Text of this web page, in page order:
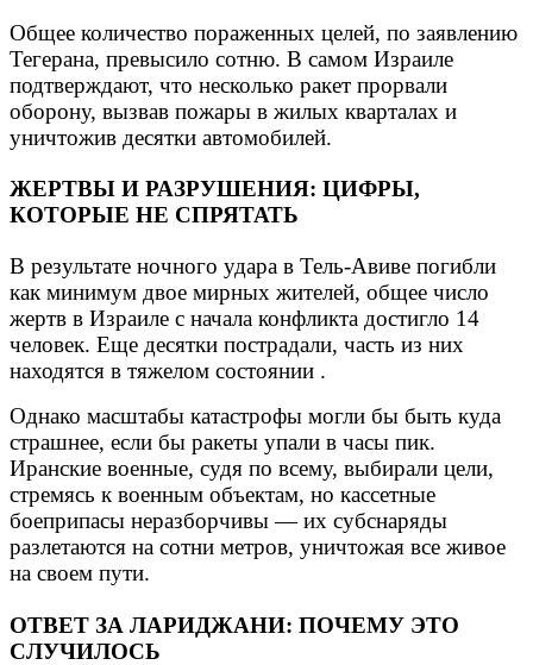
Общее количество пораженных целей, по заявлению
Тегерана, превысило сотню. В самом Израиле
подтверждают, что несколько ракет прорвали
оборону, вызвав пожары в жилых кварталах и
уничтожив десятки автомобилей.
ЖЕРТВЫ И РАЗРУШЕНИЯ: ЦИФРЫ,
КОТОРЫЕ НЕ СПРЯТАТЬ
В результате ночного удара в Тель-Авиве погибли
как минимум двое мирных жителей, общее число
жертв в Израиле с начала конфликта достигло 14
человек. Еще десятки пострадали, часть из них
находятся в тяжелом состоянии .
Однако масштабы катастрофы могли бы быть куда
страшнее, если бы ракеты упали в часы пик.
Иранские военные, судя по всему, выбирали цели,
стремясь к военным объектам, но кассетные
боеприпасы неразборчивы — их субснаряды
разлетаются на сотни метров, уничтожая все живое
на своем пути.
ОТВЕТ ЗА ЛАРИДЖАНИ: ПОЧЕМУ ЭТО
СЛУЧИЛОСЬ